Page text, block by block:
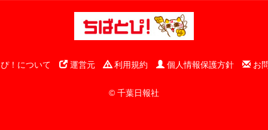
！について 運営元 利用規約 個人情報保護方針 お
© 千葉日報社